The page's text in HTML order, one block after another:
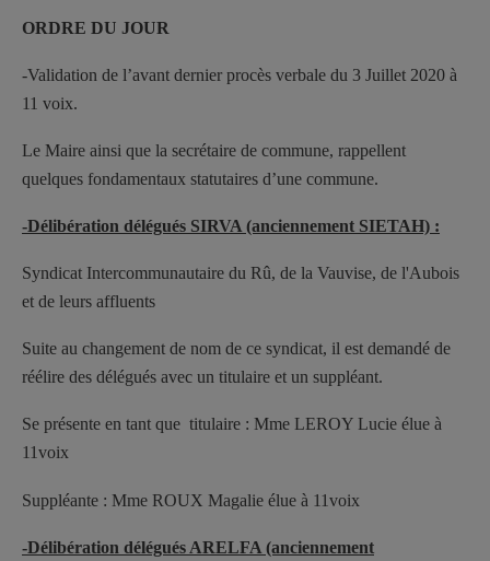
ORDRE DU JOUR
-Validation de l’avant dernier procès verbale du 3 Juillet 2020 à
11 voix.
Le Maire ainsi que la secrétaire de commune, rappellent
quelques fondamentaux statutaires d’une commune.
-Délibération délégués SIRVA (anciennement SIETAH) :
Syndicat Intercommunautaire du Rû, de la Vauvise, de l'Aubois
et de leurs affluents
Suite au changement de nom de ce syndicat, il est demandé de
réélire des délégués avec un titulaire et un suppléant.
Se présente en tant que titulaire : Mme LEROY Lucie élue à
11voix
Suppléante : Mme ROUX Magalie élue à 11voix
-Délibération délégués ARELFA (anciennement